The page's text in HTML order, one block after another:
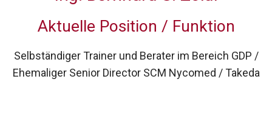
Aktuelle Position / Funktion
Selbständiger Trainer und Berater im Bereich GDP /
Ehemaliger Senior Director SCM Nycomed / Takeda